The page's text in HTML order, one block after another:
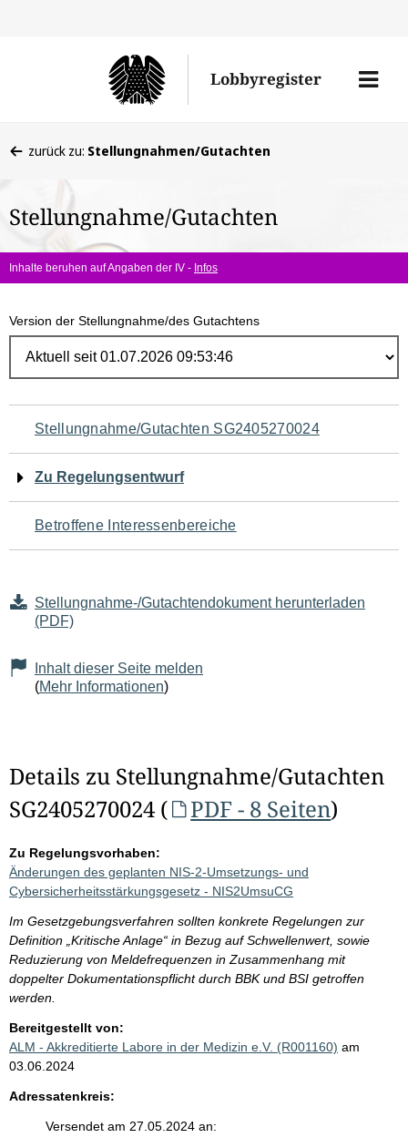
Lobbyregister
Menü
befinden
hier:
zurück zu: Stellungnahmen/Gutachten
Stellungnahme/Gutachten
Inhalte beruhen auf Angaben der IV - Infos
Version der Stellungnahme/des Gutachtens
Navigation
für
den
Seiteninhalt
Stellungnahme/Gutachten SG2405270024
Zu Regelungsentwurf
Betroffene Interessenbereiche
Stellungnahme-/Gutachtendokument herunterladen
(PDF)
Inhalt dieser Seite melden
(Mehr Informationen)
Details zu Stellungnahme/Gutachten
SG2405270024 (
PDF - 8 Seiten)
Zu Regelungsvorhaben:
Änderungen des geplanten NIS-2-Umsetzungs- und
Cybersicherheitsstärkungsgesetz - NIS2UmsuCG
Im Gesetzgebungsverfahren sollten konkrete Regelungen zur
Definition „Kritische Anlage“ in Bezug auf Schwellenwert, sowie
Reduzierung von Meldefrequenzen in Zusammenhang mit
doppelter Dokumentationspflicht durch BBK und BSI getroffen
werden.
Bereitgestellt von:
ALM - Akkreditierte Labore in der Medizin e.V. (R001160) am
03.06.2024
Adressatenkreis:
Versendet am 27.05.2024 an: